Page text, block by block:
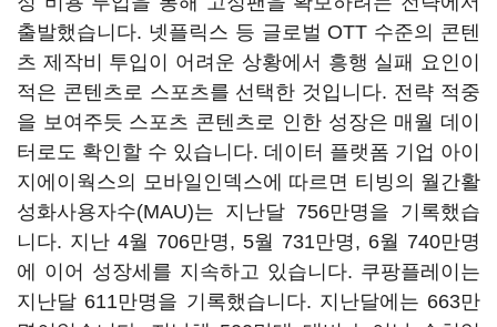
출발했습니다. 넷플릭스 등 글로벌 OTT 수준의 콘텐
츠 제작비 투입이 어려운 상황에서 흥행 실패 요인이
적은 콘텐츠로 스포츠를 선택한 것입니다. 전략 적중
을 보여주듯 스포츠 콘텐츠로 인한 성장은 매월 데이
터로도 확인할 수 있습니다. 데이터 플랫폼 기업 아이
지에이웍스의 모바일인덱스에 따르면 티빙의 월간활
성화사용자수(MAU)는 지난달 756만명을 기록했습
니다. 지난 4월 706만명, 5월 731만명, 6월 740만명
에 이어 성장세를 지속하고 있습니다. 쿠팡플레이는
지난달 611만명을 기록했습니다. 지난달에는 663만